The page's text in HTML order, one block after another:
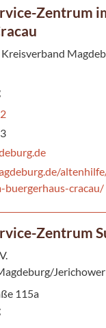
Zentrum
buergerhaus-cracau/
Zentrum
115a